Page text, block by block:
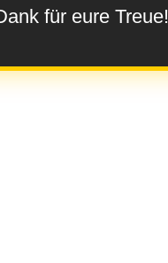
für eure Treue!